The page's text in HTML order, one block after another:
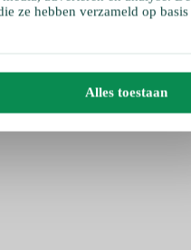
ze hebben verzameld op basis
Alles toestaan